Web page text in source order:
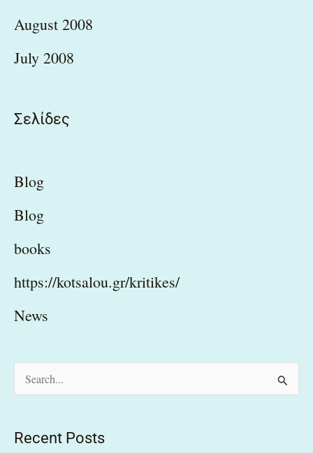
August 2008
July 2008
Σελίδες
Blog
Blog
books
https://kotsalou.gr/kritikes/
News
Recent Posts